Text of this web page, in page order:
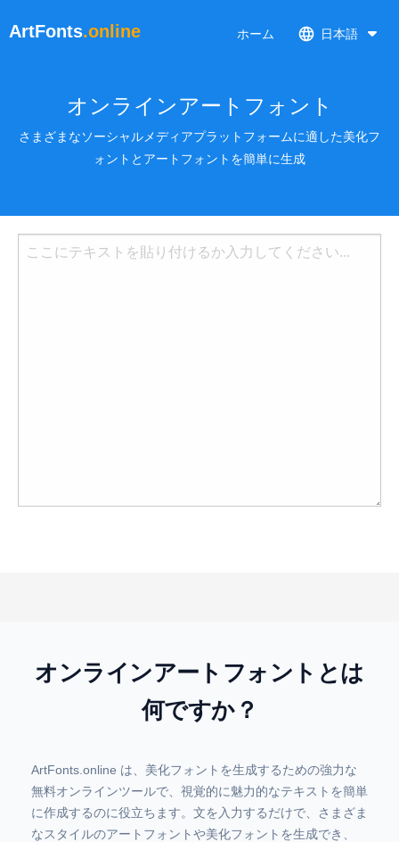
ArtFonts.online ホーム 日本語
オンラインアートフォント
さまざまなソーシャルメディアプラットフォームに適した美化フ
ォントとアートフォントを簡単に生成
オンラインアートフォントとは
何ですか？
ArtFonts.online は、美化フォントを生成するための強力な
無料オンラインツールで、視覚的に魅力的なテキストを簡単
に作成するのに役立ちます。文を入力するだけで、さまざま
なスタイルのアートフォントや美化フォントを生成でき、